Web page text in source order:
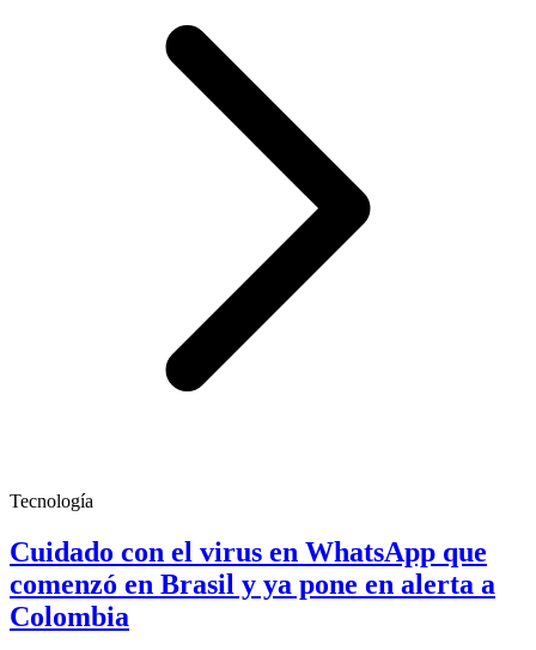
Tecnología
Cuidado con el virus en WhatsApp que
comenzó en Brasil y ya pone en alerta a
Colombia